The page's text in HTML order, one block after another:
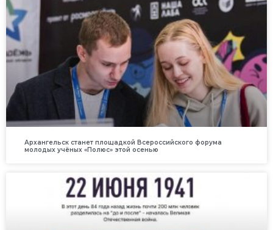
Архангельск станет площадкой Всероссийского форума
молодых учёных «Полюс» этой осенью